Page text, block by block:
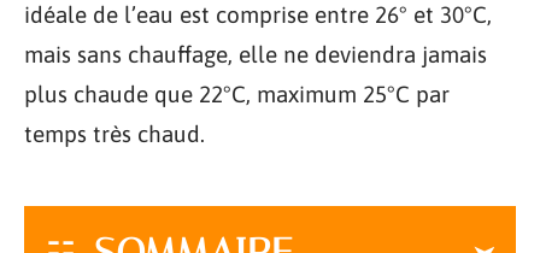
idéale de l’eau est comprise entre 26° et 30°C,
mais sans chauffage, elle ne deviendra jamais
plus chaude que 22°C, maximum 25°C par
temps très chaud.